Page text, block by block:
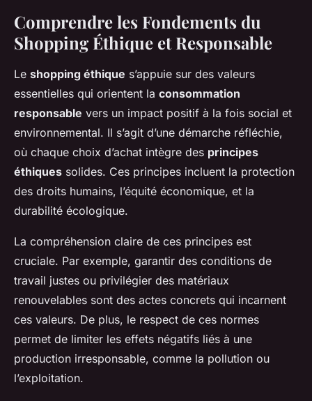
Comprendre les Fondements du
Shopping Éthique et Responsable
Le shopping éthique s’appuie sur des valeurs
essentielles qui orientent la consommation
responsable vers un impact positif à la fois social et
environnemental. Il s’agit d’une démarche réfléchie,
où chaque choix d’achat intègre des principes
éthiques solides. Ces principes incluent la protection
des droits humains, l’équité économique, et la
durabilité écologique.
La compréhension claire de ces principes est
cruciale. Par exemple, garantir des conditions de
travail justes ou privilégier des matériaux
renouvelables sont des actes concrets qui incarnent
ces valeurs. De plus, le respect de ces normes
permet de limiter les effets négatifs liés à une
production irresponsable, comme la pollution ou
l’exploitation.